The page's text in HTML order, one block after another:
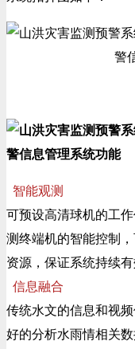
智能观测
可预设高清球机的工
测终端机的智能控制
资源，保证系统持续有
信息融合
传统水文的信息和视
好的分析水雨情相关